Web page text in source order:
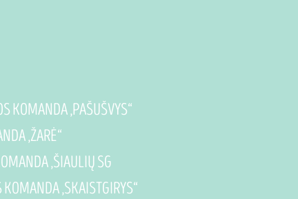
KOMANDA „PAŠUŠVYS“
„ŽARĖ“
„ŠIAULIŲ SG
„SKAISTGIRYS“